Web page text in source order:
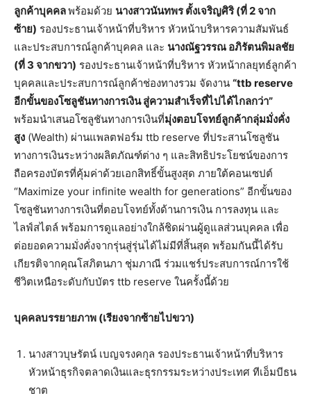
ลูกค้าบุคคลพร้อมด้วย นางสาวนันทพร ตั้งเจริญศิริ (ที่ 2 จาก
ซ้าย) รองประธานเจ้าหน้าที่บริหาร หัวหน้าบริหารความสัมพันธ์
และประสบการณ์ลูกค้าบุคคล และ นางณัฐวรรณ อภิรัตนพิมลชัย
(ที่ 3 จากขวา) รองประธานเจ้าหน้าที่บริหาร หัวหน้ากลยุทธ์ลูกค้า
บุคคลและประสบการณ์ลูกค้าช่องทางรวม จัดงาน “ttb reserve
อีกขั้นของโซลูชันทางการเงิน สู่ความสำเร็จที่ไปได้ไกลกว่า”
พร้อมนำเสนอโซลูชันทางการเงินที่มุ่งตอบโจทย์ลูกค้ากลุ่มมั่งคั่ง
สูง (Wealth) ผ่านแพลตฟอร์ม ttb reserve ที่ประสานโซลูชัน
ทางการเงินระหว่างผลิตภัณฑ์ต่าง ๆ และสิทธิประโยชน์ของการ
ถือครองบัตรที่คุ้มค่าด้วยเอกสิทธิ์ขั้นสูงสุด ภายใต้คอนเซปต์
“Maximize your infinite wealth for generations” อีกขั้นของ
โซลูชันทางการเงินที่ตอบโจทย์ทั้งด้านการเงิน การลงทุน และ
ไลฟ์สไตล์ พร้อมการดูแลอย่างใกล้ชิดผ่านผู้ดูแลส่วนบุคคล เพื่อ
ต่อยอดความมั่งคั่งจากรุ่นสู่รุ่นได้ไม่มีที่สิ้นสุด พร้อมกันนี้ได้รับ
เกียรติจากคุณโสภิตนภา ชุ่มภาณี ร่วมแชร์ประสบการณ์การใช้
ชีวิตเหนือระดับกับบัตร ttb reserve ในครั้งนี้ด้วย
บุคคลบรรยายภาพ (เรียงจากซ้ายไปขวา)
นางสาวบุษรัตน์ เบญจรงคกุล รองประธานเจ้าหน้าที่บริหาร
หัวหน้าธุรกิจตลาดเงินและธุรกรรมระหว่างประเทศ ทีเอ็มบีธน
ชาต